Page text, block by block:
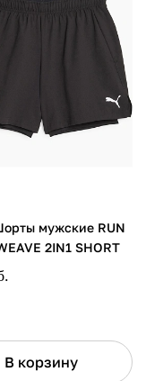
мужские RUN
2IN1 SHORT
В корзину